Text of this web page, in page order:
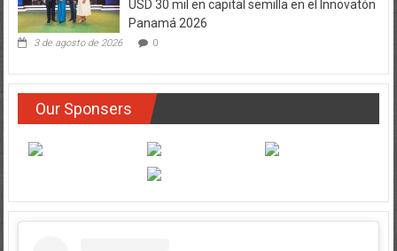
USD 30 mil en capital semilla en el Innovatón
Panamá 2026
3 de agosto de 2026 0
Our Sponsers